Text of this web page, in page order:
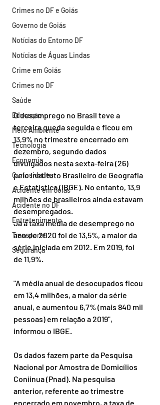
Crimes no DF e Goiás
Governo de Goiás
Notícias do Entorno DF
Notícias de Águas Lindas
Crime em Goiás
Crimes no DF
Saúde
Educação
Meio Ambiente
Tecnologia
Economia
Curiosidades
Acidente em Goiás
Acidente no DF
Entretenimento
Transporte
Segurança
O desemprego no Brasil teve a
terceira queda seguida e ficou em
13,9% no trimestre encerrado em
dezembro, segundo dados
divulgados nesta sexta-feira (26)
pelo Instituto Brasileiro de Geografia
e Estatística (IBGE). No entanto, 13,9
milhões de brasileiros ainda estavam
desempregados.
Já a taxa média de desemprego no
ano de 2020 foi de 13,5%, a maior da
série iniciada em 2012. Em 2019, foi
de 11,9%.
"A média anual de desocupados ficou
em 13,4 milhões, a maior da série
anual, e aumentou 6,7% (mais 840 mil
pessoas) em relação a 2019",
informou o IBGE.
Os dados fazem parte da Pesquisa
Nacional por Amostra de Domicílios
Coníinua (Pnad). Na pesquisa
anterior, referente ao trimestre
encerrado em novembro, a taxa de